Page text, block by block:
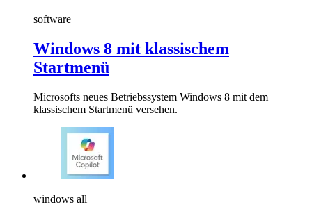
software
Windows 8 mit klassischem
Startmenü
Microsofts neues Betriebssystem Windows 8 mit dem
klassischem Startmenü versehen.
windows all